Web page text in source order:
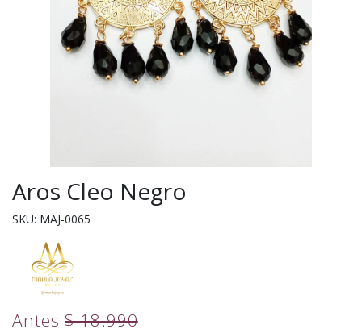
Aros Cleo Negro
SKU: MAJ-0065
Antes$ 18.990